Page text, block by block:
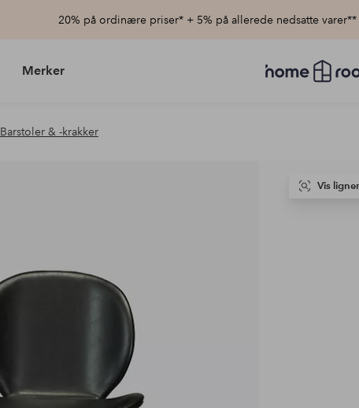
20% på ordinære priser* + 5% på allerede nedsatte
Merker
Homeroom
–
Barstoler & -krakker
Vis